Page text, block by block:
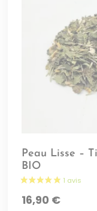
Peau Lisse –
BIO
16,90 €